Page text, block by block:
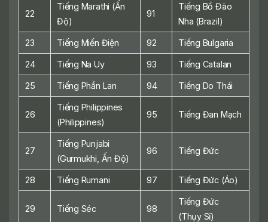
22
Tiếng Marathi (Ấn
Độ)
91
Tiếng Bồ Đào
Nha (Brazil)
23 Tiếng Miến Điện 92 Tiếng Bulgaria
24 Tiếng Na Uy 93 Tiếng Catalan
25 Tiếng Phần Lan 94 Tiếng Do Thái
26
Tiếng Philippines
(Philippines)
95 Tiếng Đan Mạch
27
Tiếng Punjabi
(Gurmukhi, Ấn Độ)
96 Tiếng Đức
28 Tiếng Rumani 97 Tiếng Đức (Áo)
29 Tiếng Séc 98
Tiếng Đức
(Thụy Sĩ)